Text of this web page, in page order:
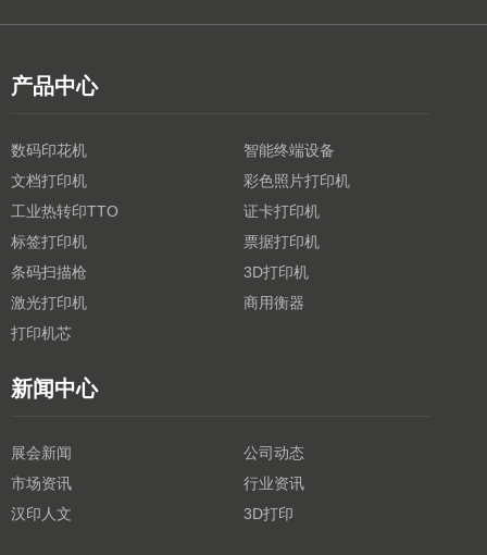
产品中心
数码印花机
智能终端设备
文档打印机
彩色照片打印机
工业热转印TTO
证卡打印机
标签打印机
票据打印机
条码扫描枪
3D打印机
激光打印机
商用衡器
打印机芯
新闻中心
展会新闻
公司动态
市场资讯
行业资讯
汉印人文
3D打印